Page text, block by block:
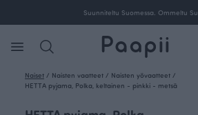
Suunniteltu Suomessa. Ommeltu
Naiset / Naisten vaatteet / Naisten yövaatteet /
HETTA pyjama, Polka, keltainen - pinkki - metsä